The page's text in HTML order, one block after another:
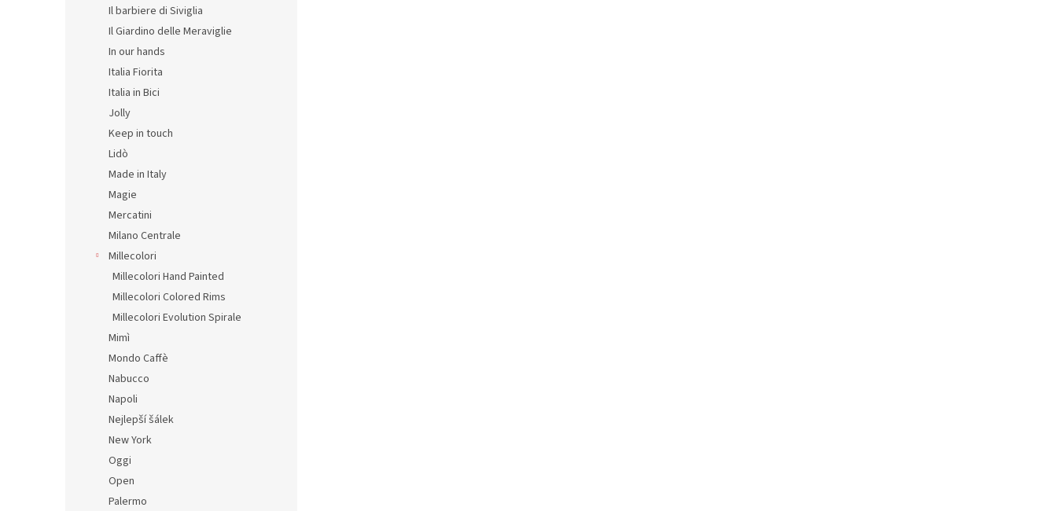
Il barbiere di Siviglia
Il Giardino delle Meraviglie
In our hands
Italia Fiorita
Italia in Bici
Jolly
Keep in touch
Lidò
Made in Italy
Magie
Mercatini
Milano Centrale
Millecolori
Millecolori Hand Painted
Millecolori Colored Rims
Millecolori Evolution Spirale
Mimì
Mondo Caffè
Nabucco
Napoli
Nejlepší šálek
New York
Oggi
Open
Palermo